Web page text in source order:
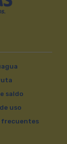
saldo
uso
frecuentes